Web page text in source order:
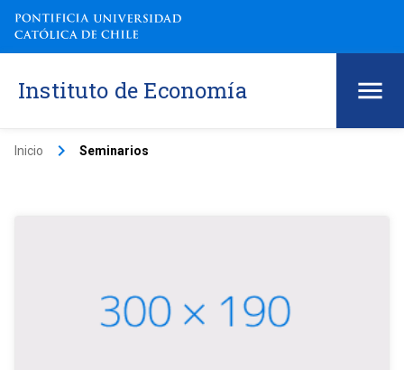
Instituto de Economía
Inicio keyboard_arrow_right Seminarios